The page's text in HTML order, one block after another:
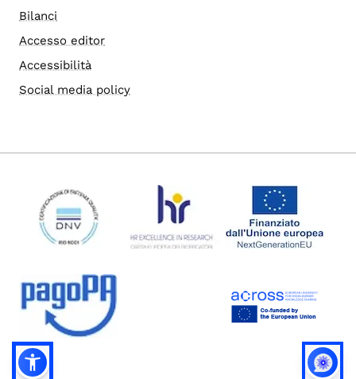
Bilanci
Accesso editor
Accessibilità
Social media policy